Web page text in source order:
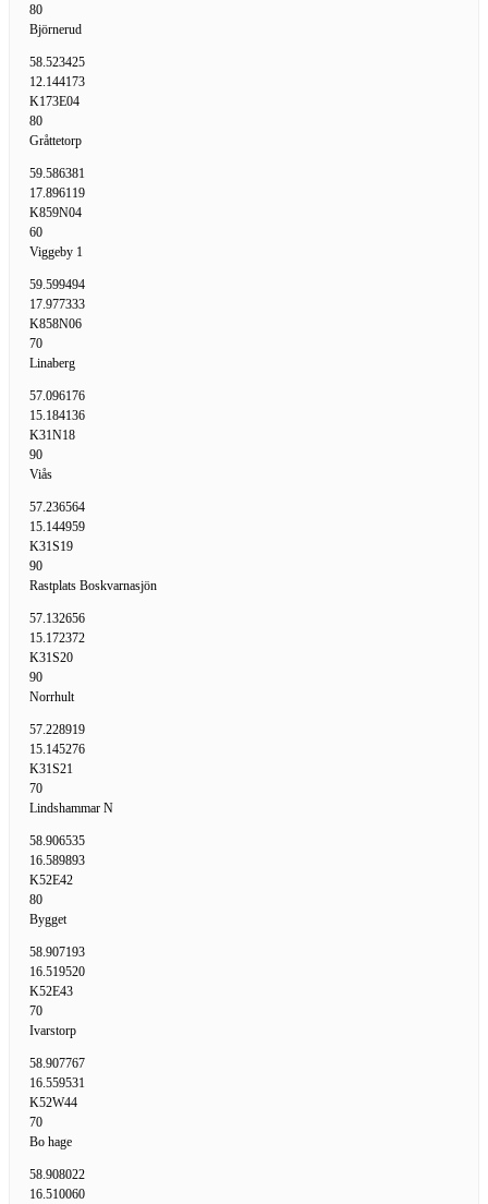
80
Björnerud
58.523425
12.144173
K173E04
80
Gråttetorp
59.586381
17.896119
K859N04
60
Viggeby 1
59.599494
17.977333
K858N06
70
Linaberg
57.096176
15.184136
K31N18
90
Viås
57.236564
15.144959
K31S19
90
Rastplats Boskvarnasjön
57.132656
15.172372
K31S20
90
Norrhult
57.228919
15.145276
K31S21
70
Lindshammar N
58.906535
16.589893
K52E42
80
Bygget
58.907193
16.519520
K52E43
70
Ivarstorp
58.907767
16.559531
K52W44
70
Bo hage
58.908022
16.510060